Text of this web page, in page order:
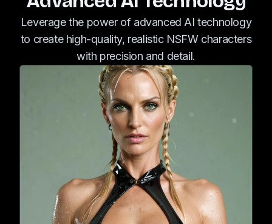
知识和见解而闪耀，同
时她那无法满足的旅行
欲望也激发了她探索新
目的地的热情。
Leverage the power of advanced AI technology
to create high-quality, realistic NSFW characters
with precision and detail.